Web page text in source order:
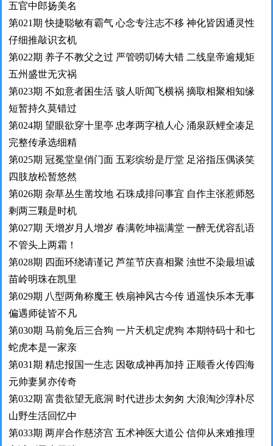
五官中郎扬美名
第021期 快捷聪敏有霸气 心念专注志不移 神化皆因通灵性
仔细推敲识玄机
第022期 养子不教父之过 严管唠叨铸大错 二线皇帝逾规矩
五州盛世无灾祸
第023期 不如意者困生活 骇人听闻飞横祸 摘取相聚相知缘
短暂持久莫错过
第024期 望眼欲穿十里亭 忠孝两字植人心 涌泉跃鲤全凑足
完整传承选细精
第025期 冠冕堂皇俏门面 五彩缤纷是厅堂 足浴指压偶谈笑
四肢放松暂悠然
第026期 杂草丛生凿坟地 石珠成排问事宜 自作主张惹师怒
剩两三颗是时机
第027期 天增岁月人增岁 春满乾坤福满堂 一醉无优容乱语
不管头上两霜！
第028期 四面环绕请谨记 芦笙节庆喜相聚 浊世不染最坦诚
苗岭明珠在凯里
第029期 八型两角称魔王 铁扇神风古今传 逍遥快乐本无事
偏遇师徒皆不凡
第030期 马前兔后三合狗 一片天机定虎狗 本期特码十和七
蛇虎本是一家亲
第031期 精忠报国一生志 因敬成神再加持 正顺香火传四海
元帅妻舅亦传奇
第032期 富贵欲望无底洞 时代进步太匆匆 大浪淘沙淳朴尽
山野生活回忆中
第033期 两岸合作慈济宫 五术神医大道公 信仰从来难推理